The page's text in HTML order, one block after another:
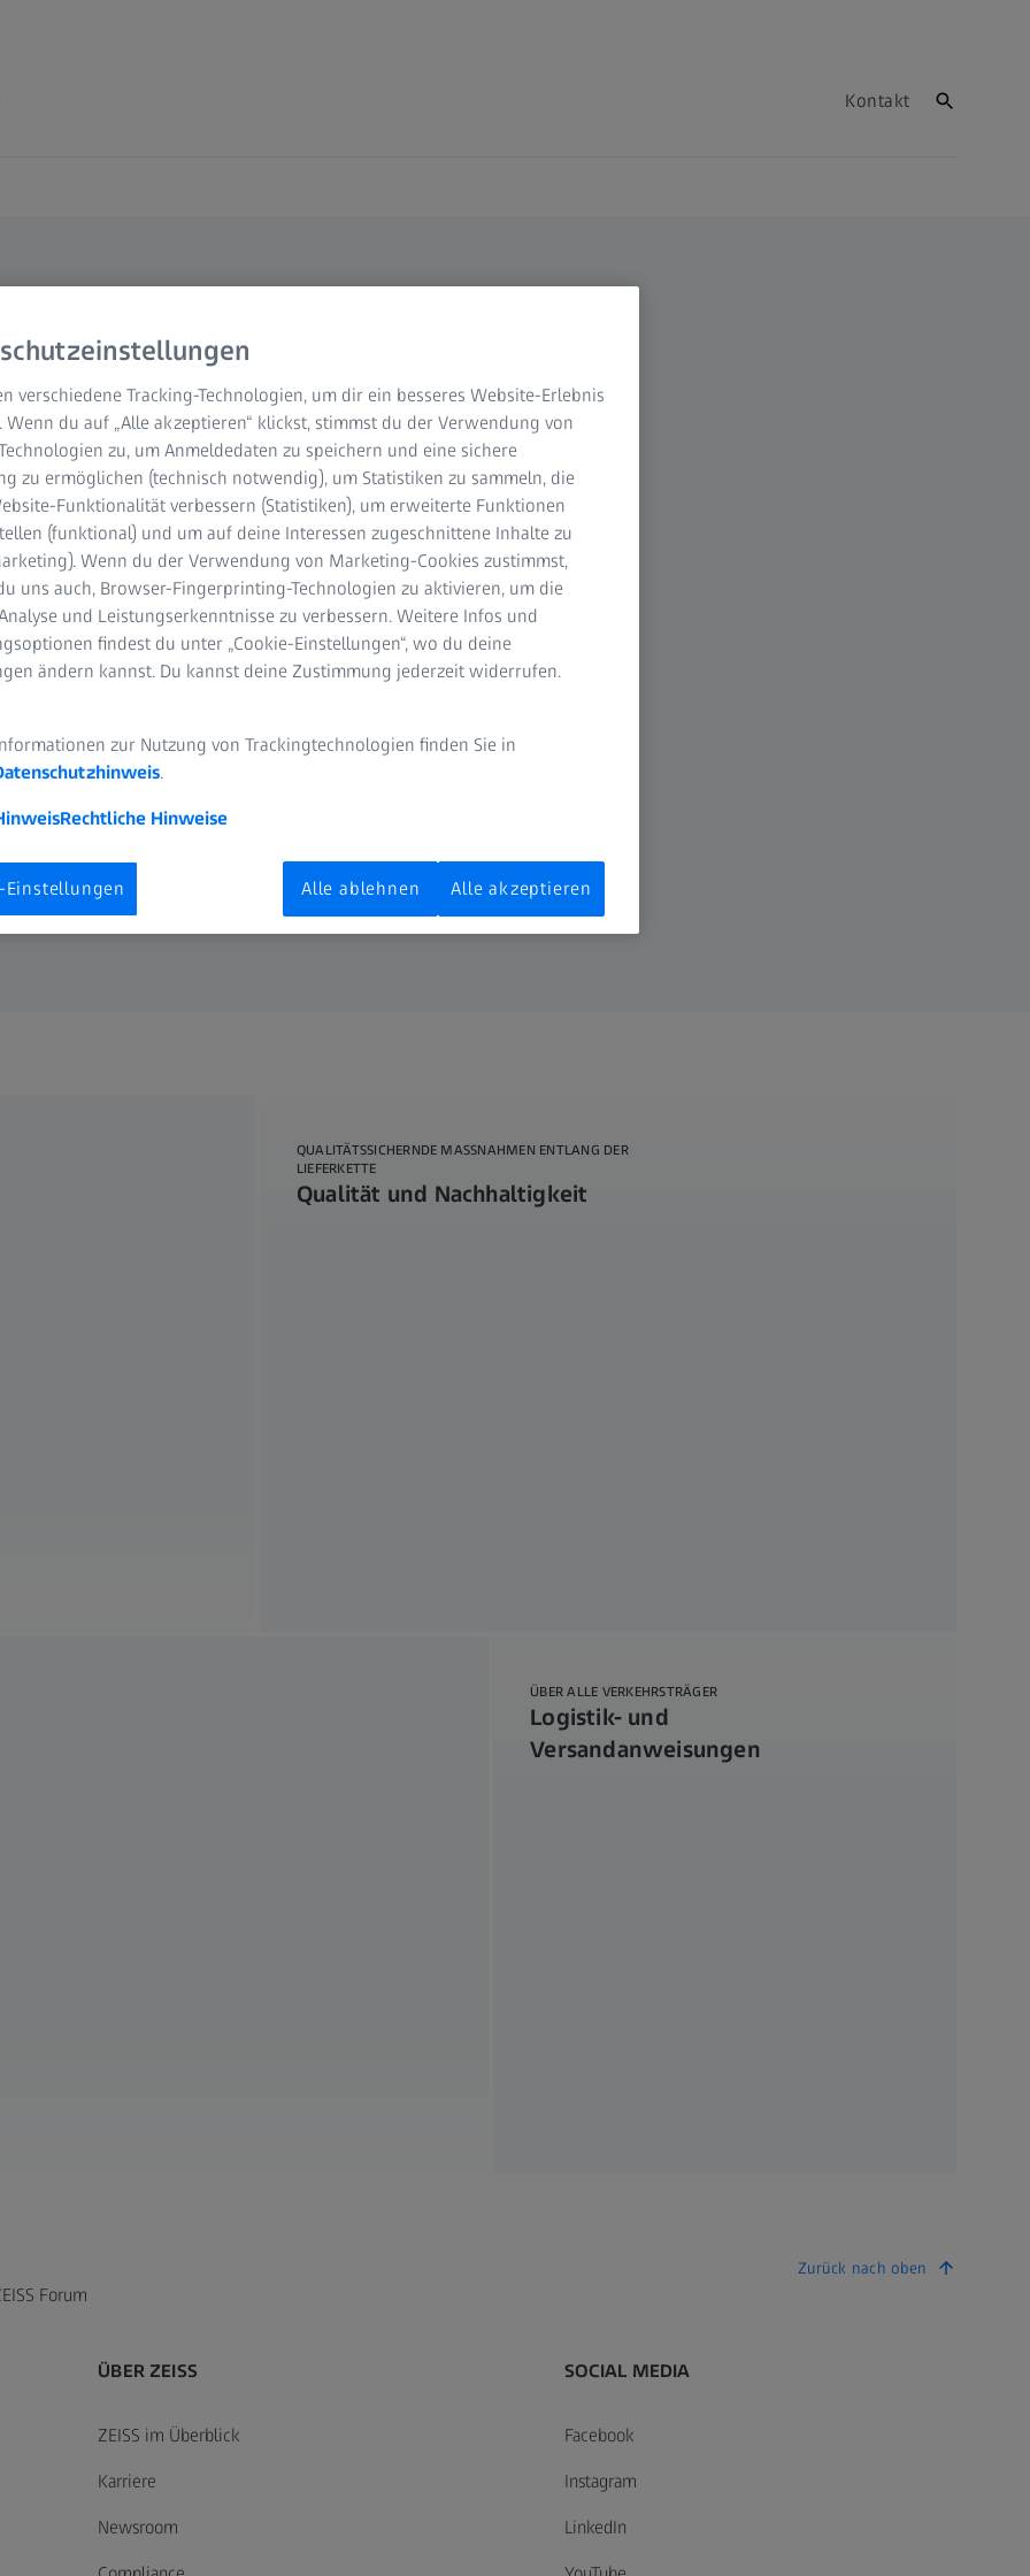
Kontakt
in denen der
Lieferanten
auf
um dieses Ziel zu
stehen bei der
Qualität der
bietet ZEISS seinen
die in enger
die für eine
QUALITÄTSSICHERNDE MASSNAHMEN ENTLANG DER L
IEFERKETTE
Qualität und Nachhaltigkeit
ÜBER ALLE VERKEHRSTRÄGER
Logistik- und
Versandanweisungen
Zurück nach oben
Forum
ÜBER ZEISS
ZEISS im Überblick
Karriere
Newsroom
SOCIAL MEDIA
Facebook
Instagram
LinkedIn
verschiedene Tracking-Technologien, um dir ein besseres Website-Erlebnis
Wenn du auf „Alle akzeptieren“ klickst, stimmst du der Verwendung von
zu, um Anmeldedaten zu speichern und eine sichere
zu ermöglichen (technisch notwendig), um Statistiken zu sammeln, die
Funktionalität verbessern (Statistiken), um erweiterte Funktionen
(funktional) und um auf deine Interessen zugeschnittene Inhalte zu
Wenn du der Verwendung von Marketing-Cookies zustimmst,
uns auch, Browser-Fingerprinting-Technologien zu aktivieren, um die
und Leistungserkenntnisse zu verbessern. Weitere Infos und
findest du unter „Cookie-Einstellungen“, wo du deine
ändern kannst. Du kannst deine Zustimmung jederzeit widerrufen.
zur Nutzung von Trackingtechnologien finden Sie in
.
Rechtliche Hinweise
Einstellungen Alle ablehnen Alle akzeptieren